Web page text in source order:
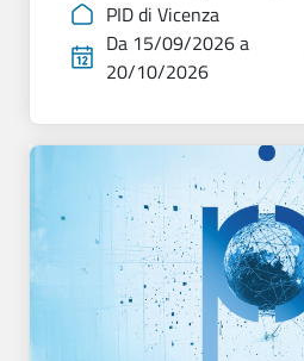
PID di Vicenza
Da 15/09/2026 a
20/10/2026